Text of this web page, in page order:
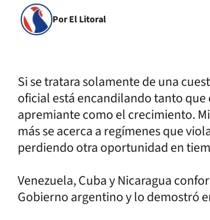
Por El Litoral
Si se tratara solamente de una
oficial está encandilando tanto
apremiante como el crecimiento.
más se acerca a regímenes que
perdiendo otra oportunidad en
Venezuela, Cuba y Nicaragua
Gobierno argentino y lo demostró